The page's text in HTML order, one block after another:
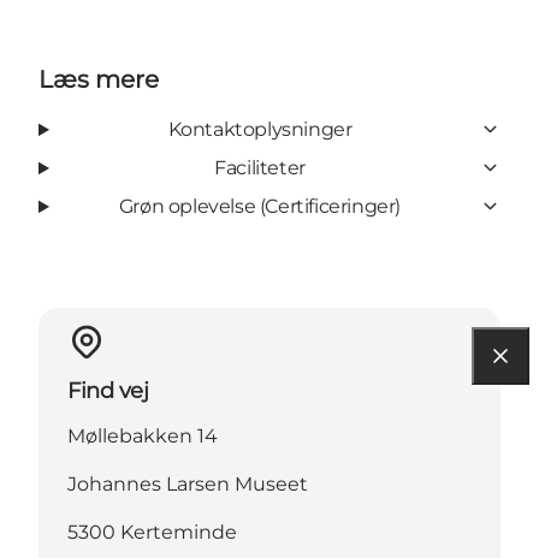
Læs mere
Kontaktoplysninger
Faciliteter
Grøn oplevelse (Certificeringer)
Find vej
Møllebakken 14
Johannes Larsen Museet
5300 Kerteminde